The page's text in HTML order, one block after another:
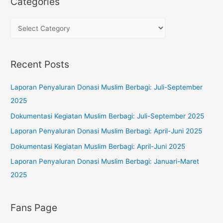
re
o
r
i
e
s
Recent Posts
Laporan Penyaluran Donasi Muslim Berbagi: Juli-September
2025
Dokumentasi Kegiatan Muslim Berbagi: Juli-September 2025
Laporan Penyaluran Donasi Muslim Berbagi: April-Juni 2025
Dokumentasi Kegiatan Muslim Berbagi: April-Juni 2025
Laporan Penyaluran Donasi Muslim Berbagi: Januari-Maret
2025
Fans Page